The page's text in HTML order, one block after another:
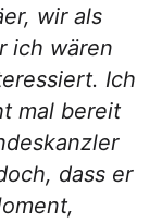
wir als
ich wären
Ich
mal bereit
dass er